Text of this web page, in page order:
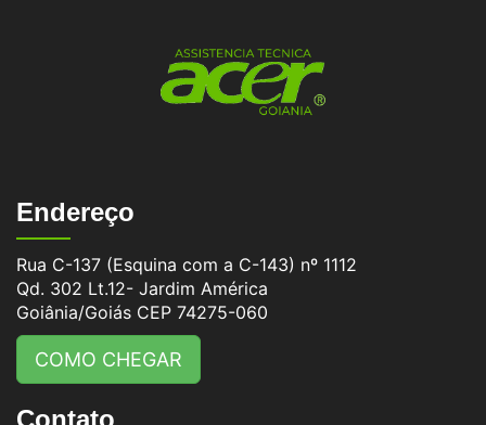
Endereço
Rua C-137 (Esquina com a C-143) nº 1112
Qd. 302 Lt.12- Jardim América
Goiânia/Goiás CEP 74275-060
COMO CHEGAR
Contato